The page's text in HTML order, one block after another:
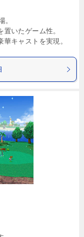
。
いたゲーム性。
キャストを実現。